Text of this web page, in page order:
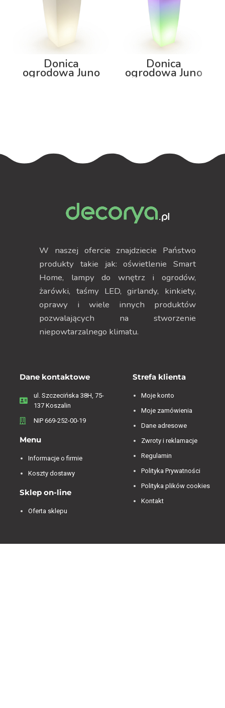
Donica
ogrodowa Juno
Donica
ogrodowa Juno
W naszej ofercie znajdziecie Państwo
produkty takie jak: oświetlenie Smart
Home, lampy do wnętrz i ogrodów,
żarówki, taśmy LED, girlandy, kinkiety,
oprawy i wiele innych produktów
pozwalających na stworzenie
niepowtarzalnego klimatu.
Dane kontaktowe
ul. Szczecińska 38H, 75-
137 Koszalin
NIP 669-252-00-19
Menu
Informacje o firmie
Koszty dostawy
Sklep on-line
Oferta sklepu
Strefa klienta
Moje konto
Moje zamówienia
Dane adresowe
Zwroty i reklamacje
Regulamin
Polityka Prywatności
Polityka plików cookies
Kontakt